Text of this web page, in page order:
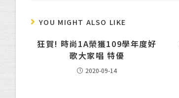
YOU MIGHT ALSO LIKE
狂賀! 時尚1A榮獲109學年度好
歌大家唱 特優
2020-09-14